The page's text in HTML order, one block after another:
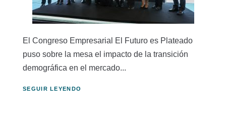
El Congreso Empresarial El Futuro es Plateado
puso sobre la mesa el impacto de la transición
demográfica en el mercado...
SEGUIR LEYENDO